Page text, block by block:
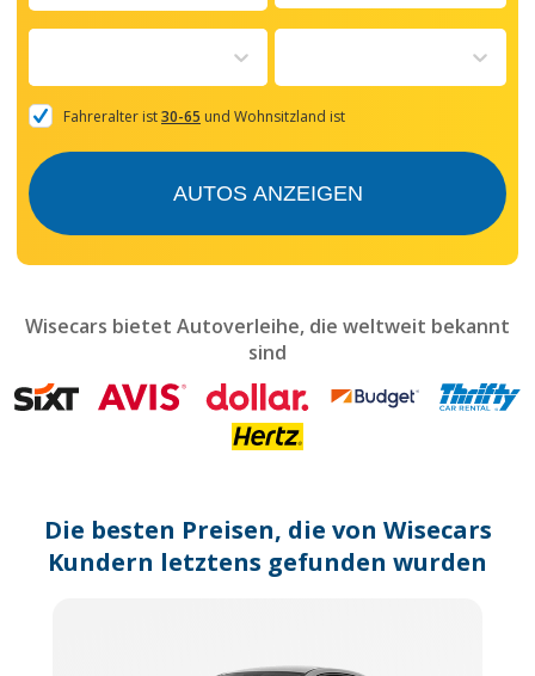
forward
with
the
and
mark
get
the
dates.
Fahreralter ist30-65 und Wohnsitzland ist
AUTOS ANZEIGEN
Wisecars bietet Autoverleihe, die weltweit bekannt
sind
Die besten Preisen, die von Wisecars
Kundern letztens gefunden wurden